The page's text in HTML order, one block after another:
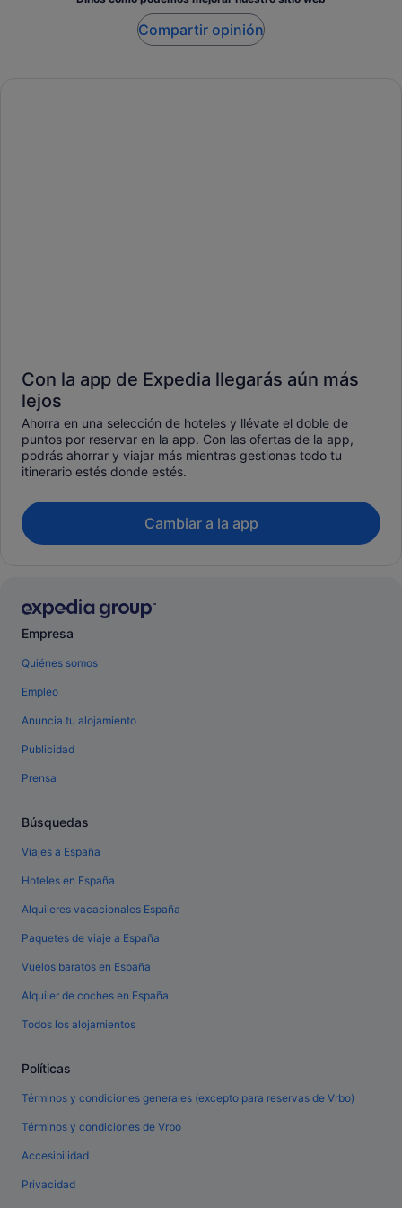
Compartir opinión
Con la app de Expedia llegarás aún más
lejos
Ahorra en una selección de hoteles y llévate el doble de
puntos por reservar en la app. Con las ofertas de la app,
podrás ahorrar y viajar más mientras gestionas todo tu
itinerario estés donde estés.
Cambiar a la app
Empresa
Quiénes somos
Empleo
Anuncia tu alojamiento
Publicidad
Prensa
Búsquedas
Viajes a España
Hoteles en España
Alquileres vacacionales España
Paquetes de viaje a España
Vuelos baratos en España
Alquiler de coches en España
Todos los alojamientos
Políticas
Términos y condiciones generales (excepto para reservas de Vrbo)
Términos y condiciones de Vrbo
Accesibilidad
Privacidad